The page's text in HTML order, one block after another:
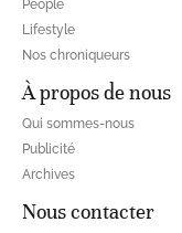
People
Lifestyle
Nos chroniqueurs
À propos de nous
Qui sommes-nous
Publicité
Archives
Nous contacter